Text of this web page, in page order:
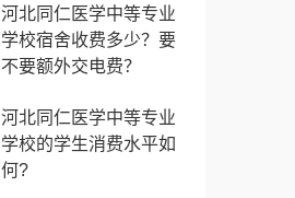
河北同仁医学中等专业
学校宿舍收费多少？要
不要额外交电费？
河北同仁医学中等专业
学校的学生消费水平如
何?